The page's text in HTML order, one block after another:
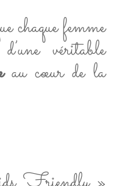
femme
véritable
au cœur de la